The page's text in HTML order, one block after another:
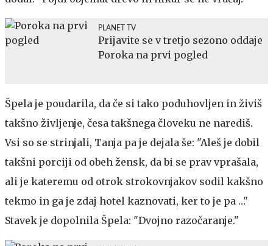
PLANET TV
Prijavite se v tretjo sezono oddaje
Poroka na prvi pogled
Špela je poudarila, da če si tako poduhovljen in živiš
takšno življenje, česa takšnega človeku ne narediš.
Vsi so se strinjali, Tanja pa je dejala še: "Aleš je dobil
takšni porciji od obeh žensk, da bi se prav vprašala,
ali je kateremu od otrok strokovnjakov sodil kakšno
tekmo in ga je zdaj hotel kaznovati, ker to je pa …"
Stavek je dopolnila Špela: "Dvojno razočaranje."